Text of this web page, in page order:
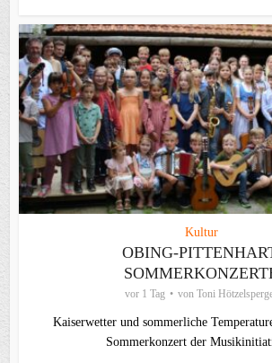
Kultur
OBING-
vor 1 Tag von Toni
Kaiserwetter und sommerliche
Sommerkonzert der